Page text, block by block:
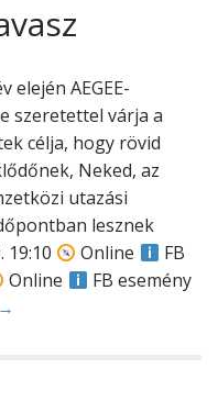
elején AEGEE-
szeretettel várja a
célja, hogy rövid
Neked, az
utazási
lesznek
19:10 Online
FB
Online
FB esemény